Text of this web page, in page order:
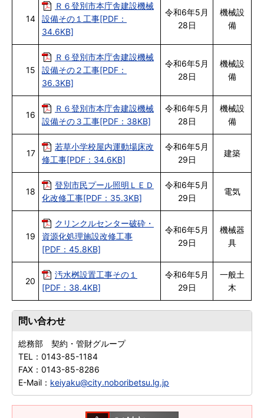
14
Ｒ６登別市本庁舎建設機械
設備その１工事[PDF：
34.6KB]
令和6年5月
28日
機械設
備
15
Ｒ６登別市本庁舎建設機械
設備その２工事[PDF：
36.3KB]
令和6年5月
28日
機械設
備
16
Ｒ６登別市本庁舎建設機械
設備その３工事[PDF：38KB]
令和6年5月
28日
機械設
備
17
若草小学校屋内運動場床改
修工事[PDF：34.6KB]
令和6年5月
29日
建築
18
登別市民プール照明ＬＥＤ
化改修工事[PDF：35.3KB]
令和6年5月
29日
電気
19
クリンクルセンター破砕・
資源化処理施設改修工事
[PDF：45.8KB]
令和6年5月
29日
機械器
具
20
汚水桝設置工事その１
[PDF：38.4KB]
令和6年5月
29日
一般土
木
問い合わせ
総務部 契約・管財グループ
TEL： 0143-85-1184
FAX： 0143-85-8286
E-Mail： keiyaku@city.noboribetsu.lg.jp